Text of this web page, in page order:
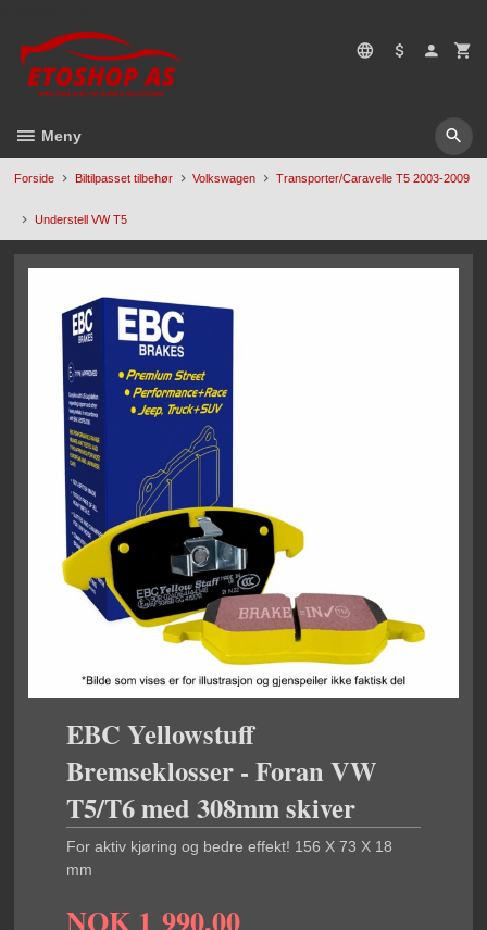
til
innholdet
Meny
Forside Biltilpasset tilbehør Volkswagen Transporter/Caravelle T5 2003-2009
Understell VW T5
EBC Yellowstuff
Bremseklosser - Foran VW
T5/T6 med 308mm skiver
For aktiv kjøring og bedre effekt! 156 X 73 X 18
mm
NOK 1 990,00